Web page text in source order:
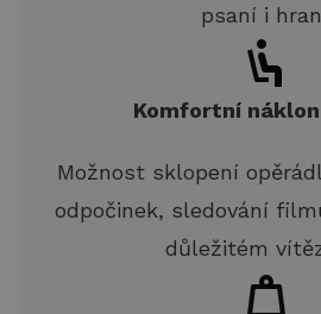
psaní i
Komfortní náklon
Možnost sklopení
odpočinek, sledování
důležitém